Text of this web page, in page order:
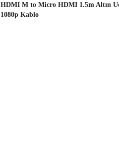
HDMI M to Micro HDMI 1.5m Altın
1080p Kablo